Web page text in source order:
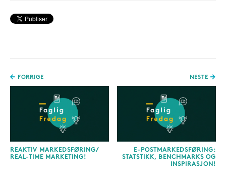
FORRIGE
REAKTIV MARKEDSFØRING/
REAL-TIME MARKETING!
NESTE
E-POSTMARKEDSFØRING:
STATSTIKK, BENCHMARKS OG
INSPIRASJON!